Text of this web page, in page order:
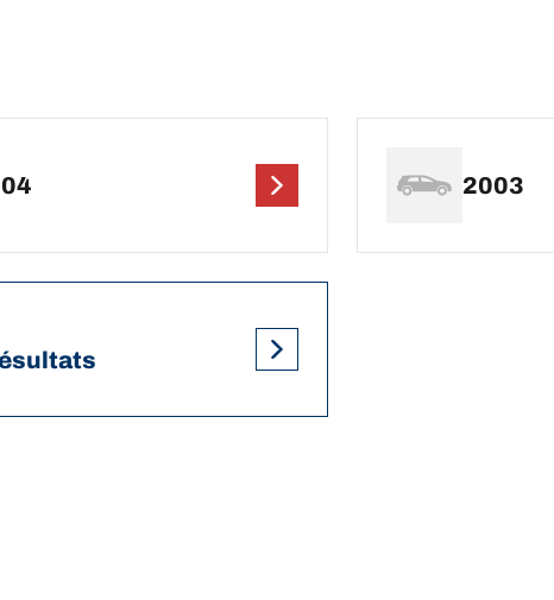
2003